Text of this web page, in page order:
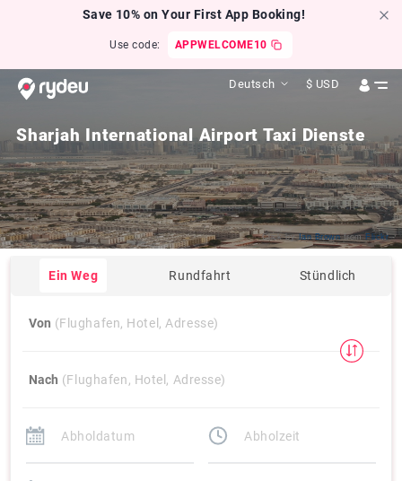
Save 10% on Your First App Booking!
Use code: APPWELCOME10
Deutsch $ USD
Sharjah International Airport Taxi Dienste
Click byIan BrownfromFlickr
Ein Weg Rundfahrt Stündlich
Von (Flughafen, Hotel, Adresse)
Nach (Flughafen, Hotel, Adresse)